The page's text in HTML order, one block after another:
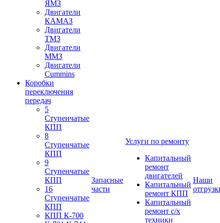
ЯМЗ
Двигатели
КАМАЗ
Двигатели
ТМЗ
Двигатели
ММЗ
Двигатели
Cummins
Коробки
переключения
передач
5
Ступенчатые
КПП
8
Ступенчатые
КПП
9
Ступенчатые
КПП
16
Ступенчатые
КПП
КПП К-700
Запасные
части
Услуги по ремонту
Капитальный
ремонт
двигателей
Капитальный
ремонт КПП
Капитальный
ремонт с/х
техники
Наши